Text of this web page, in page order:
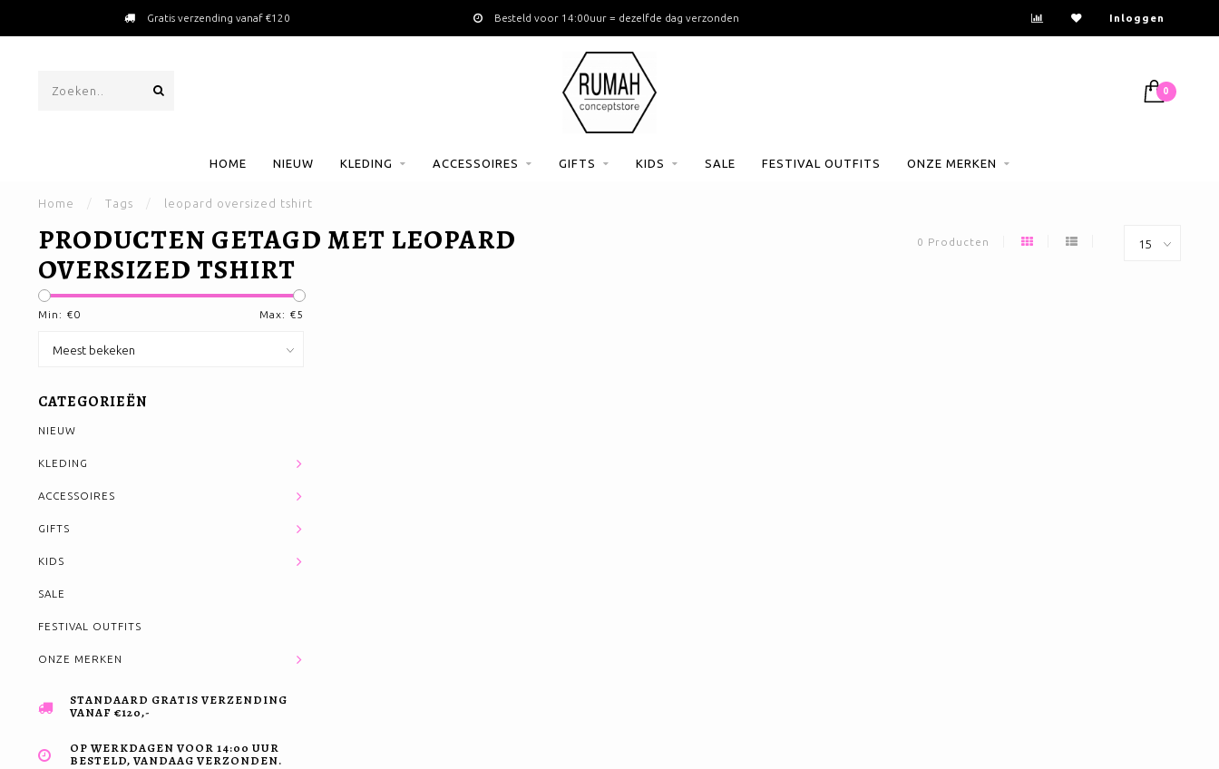
Gratis verzending vanaf €120 Besteld voor 14:00uur = dezelfde dag verzonden Inloggen
0
HOME NIEUW KLEDING ACCESSOIRES GIFTS KIDS SALE FESTIVAL OUTFITS ONZE MERKEN
Home / Tags / leopard oversized tshirt
PRODUCTEN GETAGD MET LEOPARD
OVERSIZED TSHIRT
0 Producten
Min: €0 Max: €5
CATEGORIEËN
NIEUW
KLEDING
ACCESSOIRES
GIFTS
KIDS
SALE
FESTIVAL OUTFITS
ONZE MERKEN
STANDAARD GRATIS VERZENDING
VANAF €120,-
OP WERKDAGEN VOOR 14:00 UUR
BESTELD, VANDAAG VERZONDEN.